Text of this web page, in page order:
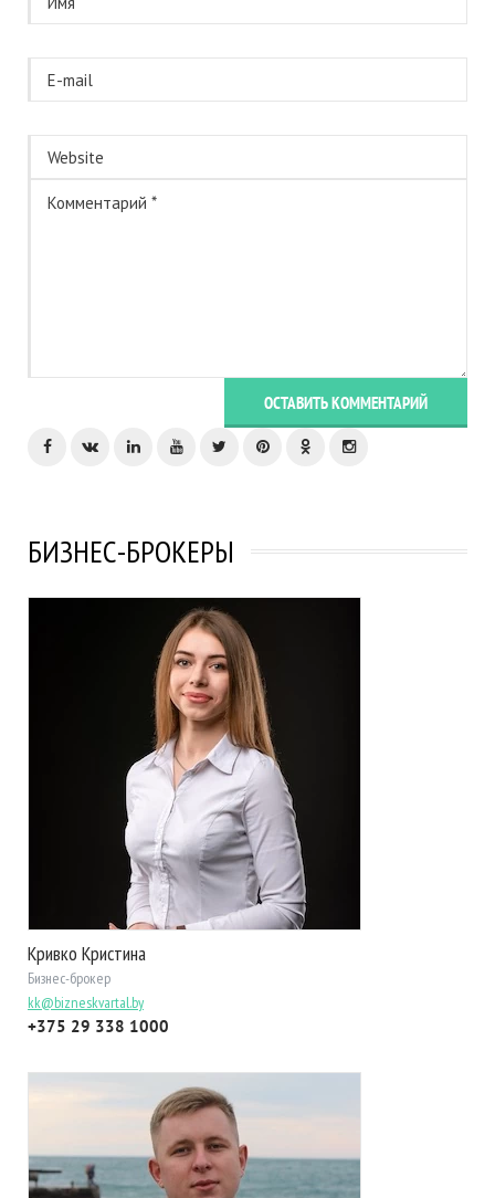
ОСТАВИТЬ КОММЕНТАРИЙ
БИЗНЕС-БРОКЕРЫ
Кривко Кристина
Бизнес-брокер
kk@bizneskvartal.by
+375 29 338 1000